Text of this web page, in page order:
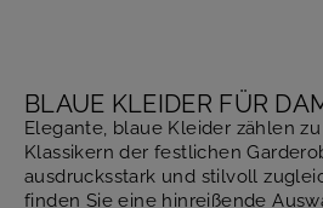
BLAUE KLEIDER FÜR
Elegante, blaue Kleider zählen
Klassikern der festlichen
ausdrucksstark und stilvoll
finden Sie eine hinreißende